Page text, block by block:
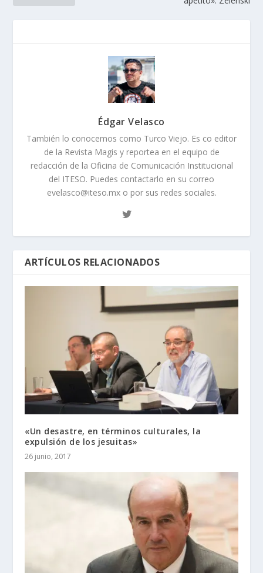
Édgar Velasco
También lo conocemos como Turco Viejo. Es co editor
de la Revista Magis y reportea en el equipo de
redacción de la Oficina de Comunicación Institucional
del ITESO. Puedes contactarlo en su correo
evelasco@iteso.mx o por sus redes sociales.
ARTÍCULOS RELACIONADOS
«Un desastre, en términos culturales, la
expulsión de los jesuitas»
26 junio, 2017